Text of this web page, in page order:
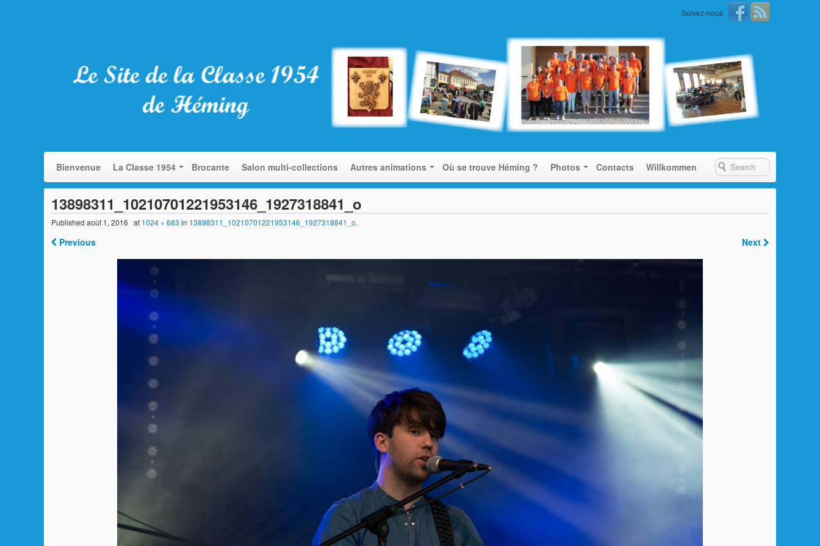
Suivez-nous
Bienvenue La Classe 1954 Brocante Salon multi-collections Autres animations Où se trouve Héming ? Photos Contacts Willkommen
13898311_10210701221953146_1927318841_o
Published août 1, 2016 at 1024 × 683 in 13898311_10210701221953146_1927318841_o.
Previous Next